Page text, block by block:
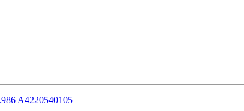
A4220540105